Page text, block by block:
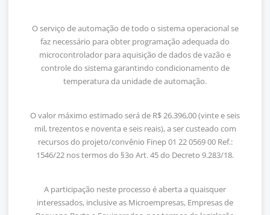
O serviço de automação de todo o sistema operacional se
faz necessário para obter programação adequada do
microcontrolador para aquisição de dados de vazão e
controle do sistema garantindo condicionamento de
temperatura da unidade de automação.
O valor máximo estimado será de R$ 26.396,00 (vinte e seis
mil, trezentos e noventa e seis reais), a ser custeado com
recursos do projeto/convênio Finep 01 22 0569 00 Ref.:
1546/22 nos termos do §3o Art. 45 do Decreto 9.283/18.
A participação neste processo é aberta a quaisquer
interessados, inclusive as Microempresas, Empresas de